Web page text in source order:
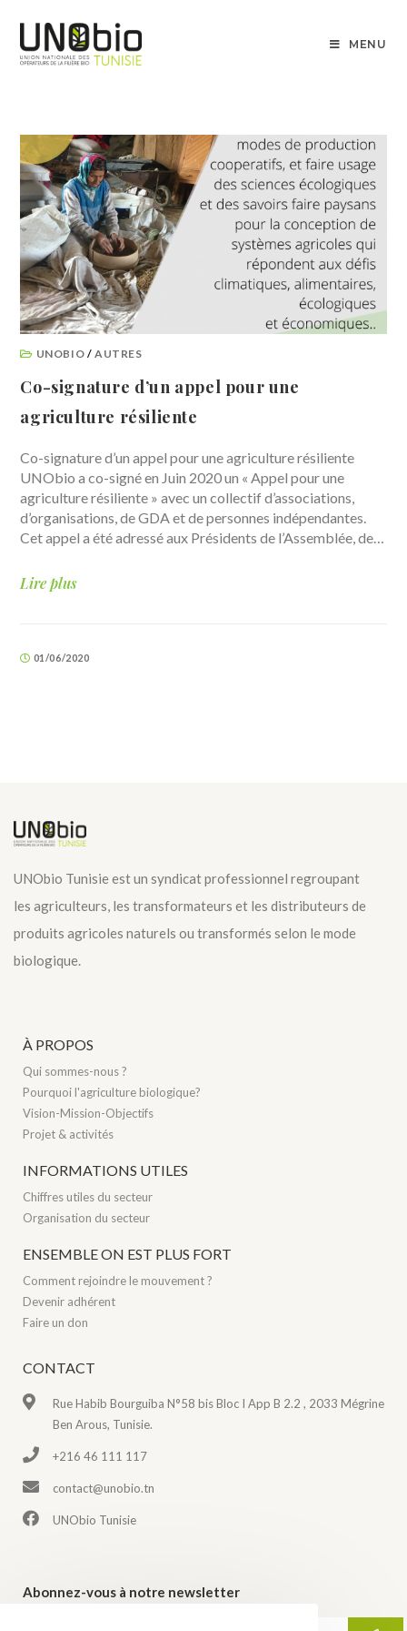
MENU
UNOBIO /AUTRES
Co-signature d’un appel pour une
agriculture résiliente
Co-signature d’un appel pour une agriculture résiliente
UNObio a co-signé en Juin 2020 un « Appel pour une
agriculture résiliente » avec un collectif d’associations,
d’organisations, de GDA et de personnes indépendantes.
Cet appel a été adressé aux Présidents de l’Assemblée, de…
Lire plus
01/06/2020
UNObio Tunisie est un syndicat professionnel regroupant
les agriculteurs, les transformateurs et les distributeurs de
produits agricoles naturels ou transformés selon le mode
biologique.
À PROPOS
Qui sommes-nous ?
Pourquoi l'agriculture biologique?
Vision-Mission-Objectifs
Projet & activités
INFORMATIONS UTILES
Chiffres utiles du secteur
Organisation du secteur
ENSEMBLE ON EST PLUS FORT
Comment rejoindre le mouvement ?
Devenir adhérent
Faire un don
CONTACT
Rue Habib Bourguiba N°58 bis Bloc I App B 2.2 , 2033 Mégrine
Ben Arous, Tunisie.
+216 46 111 117
contact@unobio.tn
UNObio Tunisie
Abonnez-vous à notre newsletter